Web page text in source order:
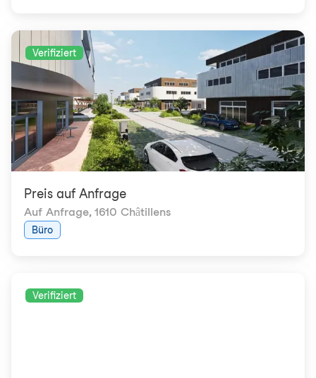
Verifiziert
Preis auf Anfrage
Auf Anfrage, 1610 Châtillens
Büro
Verifiziert